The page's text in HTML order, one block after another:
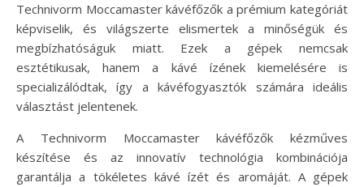
Technivorm Moccamaster kávéfőzők a prémium kategóriát
képviselik, és világszerte elismertek a minőségük és
megbízhatóságuk miatt. Ezek a gépek nemcsak
esztétikusak, hanem a kávé ízének kiemelésére is
specializálódtak, így a kávéfogyasztók számára ideális
választást jelentenek.
A Technivorm Moccamaster kávéfőzők kézműves
készítése és az innovatív technológia kombinációja
garantálja a tökéletes kávé ízét és aromáját. A gépek